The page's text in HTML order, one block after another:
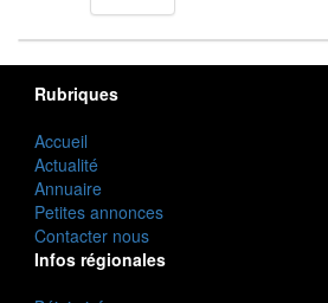
Rubriques
Accueil
Actualité
Annuaire
Petites annonces
Contacter nous
Infos régionales